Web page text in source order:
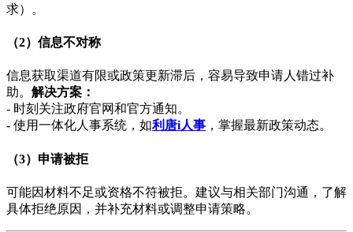
求）。
（2）信息不对称
信息获取渠道有限或政策更新滞后，容易导致申请人错过补
助。 解决方案：
- 时刻关注政府官网和官方通知。
- 使用一体化人事系统，如利唐i人事 ，掌握最新政策动态。
（3）申请被拒
可能因材料不足或资格不符被拒。建议与相关部门沟通，了解
具体拒绝原因，并补充材料或调整申请策略。